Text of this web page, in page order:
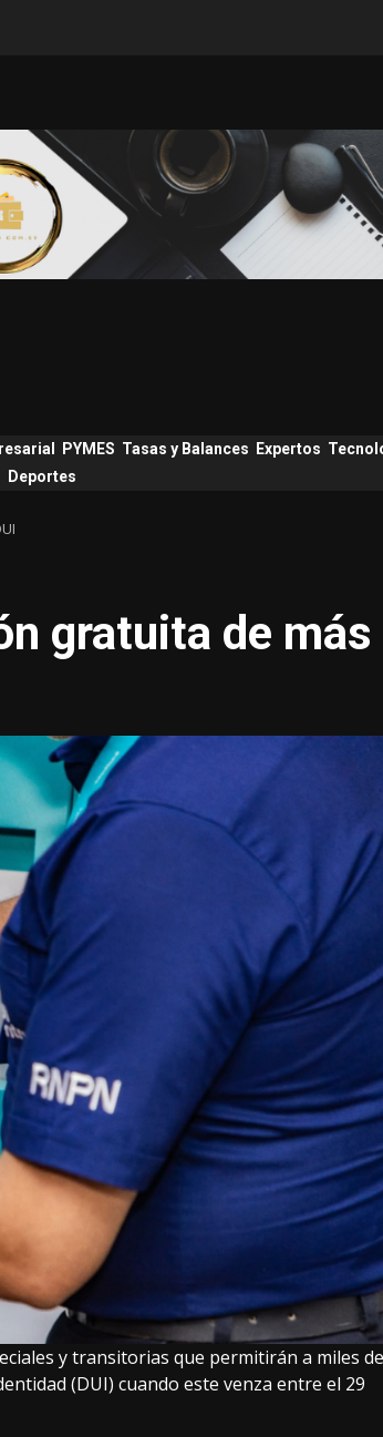
PYMES Tasas y Balances Expertos
Deportes
gratuita de
y transitorias que permitirán a miles de
(DUI) cuando este venza entre el 29